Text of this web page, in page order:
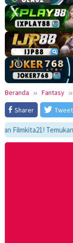
Beranda Fantasy
Sharer
Tweet
Temukan